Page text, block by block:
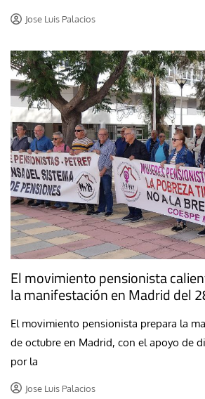
Jose Luis Palacios
El movimiento pensionista
la manifestación en Madrid del
El movimiento pensionista prepara la
de octubre en Madrid, con el apoyo de
por la
Jose Luis Palacios